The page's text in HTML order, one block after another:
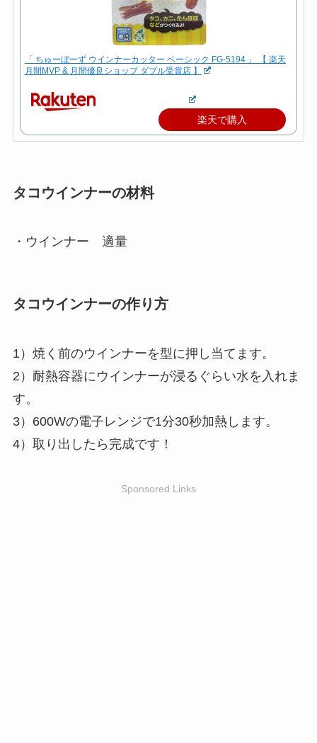
「 ちゅーぼーず ウインナーカッター ベーシック FG-5194 」 【 楽天
月間MVP & 月間優良ショップ ダブル受賞店 】
楽天で購入
タコウインナーの材料
・ウインナー 適量
タコウインナーの作り方
1）焼く前のウインナーを型に押し当てます。
2）耐熱容器にウインナーが浸るぐらい水を入れま
す。
3）600Wの電子レンジで1分30秒加熱します。
4）取り出したら完成です！
Sponsored Links